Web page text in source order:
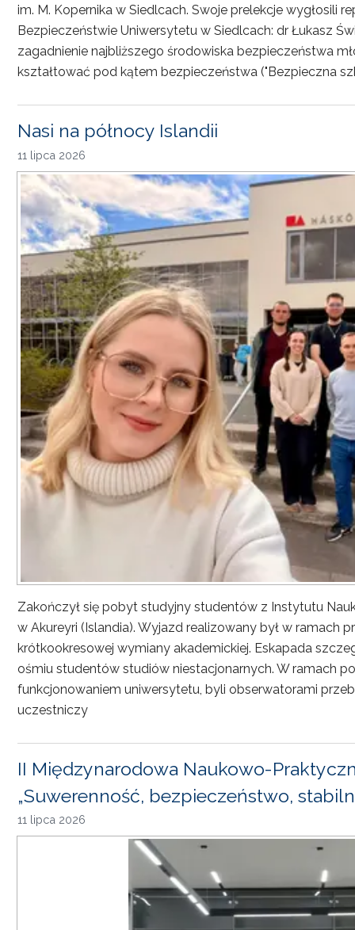
im. M. Kopernika w Siedlcach. Swoje prelekcje wygłosili
Bezpieczeństwie Uniwersytetu w Siedlcach: dr Łukasz
zagadnienie najbliższego środowiska bezpieczeństwa
kształtować pod kątem bezpieczeństwa ("Bezpieczna
Nasi na północy Islandii
11 lipca 2026
Zakończył się pobyt studyjny studentów z Instytutu
w Akureyri (Islandia). Wyjazd realizowany był w ramach
krótkookresowej wymiany akademickiej. Eskapada
ośmiu studentów studiów niestacjonarnych. W ramach
funkcjonowaniem uniwersytetu, byli obserwatorami
uczestniczy
II Międzynarodowa Naukowo-
„Suwerenność, bezpieczeństwo,
11 lipca 2026